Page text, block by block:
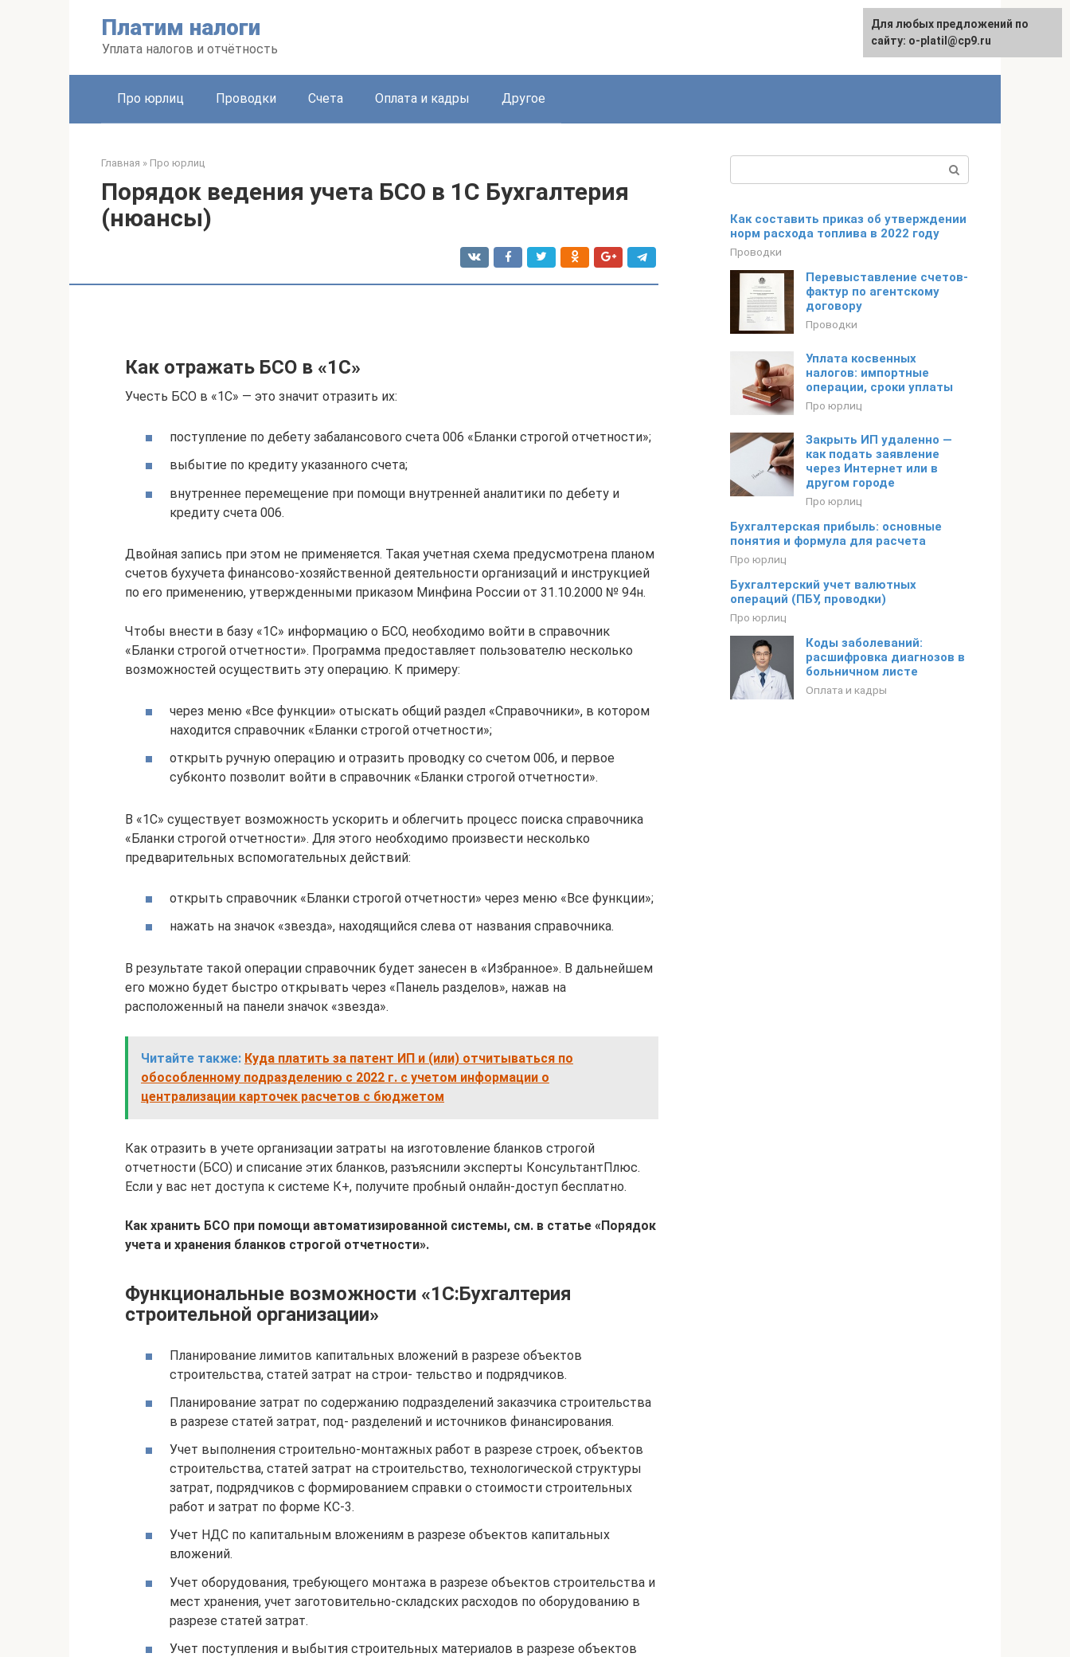
Платим налоги
Уплата налогов и отчётность
Про юрлиц Проводки Счета Оплата и кадры Другое
Главная » Про юрлиц
Порядок ведения учета БСО в 1С Бухгалтерия
(нюансы)
Как отражать БСО в «1С»
Учесть БСО в «1С» — это значит отразить их:
поступление по дебету забалансового счета 006 «Бланки строгой отчетности»;
выбытие по кредиту указанного счета;
внутреннее перемещение при помощи внутренней аналитики по дебету и
кредиту счета 006.
Двойная запись при этом не применяется. Такая учетная схема предусмотрена планом
счетов бухучета финансово-хозяйственной деятельности организаций и инструкцией
по его применению, утвержденными приказом Минфина России от 31.10.2000 № 94н.
Чтобы внести в базу «1С» информацию о БСО, необходимо войти в справочник
«Бланки строгой отчетности». Программа предоставляет пользователю несколько
возможностей осуществить эту операцию. К примеру:
через меню «Все функции» отыскать общий раздел «Справочники», в котором
находится справочник «Бланки строгой отчетности»;
открыть ручную операцию и отразить проводку со счетом 006, и первое
субконто позволит войти в справочник «Бланки строгой отчетности».
В «1С» существует возможность ускорить и облегчить процесс поиска справочника
«Бланки строгой отчетности». Для этого необходимо произвести несколько
предварительных вспомогательных действий:
открыть справочник «Бланки строгой отчетности» через меню «Все функции»;
нажать на значок «звезда», находящийся слева от названия справочника.
В результате такой операции справочник будет занесен в «Избранное». В дальнейшем
его можно будет быстро открывать через «Панель разделов», нажав на
расположенный на панели значок «звезда».
Читайте также: Куда платить за патент ИП и (или) отчитываться по
обособленному подразделению с 2022 г. с учетом информации о
централизации карточек расчетов с бюджетом
Как отразить в учете организации затраты на изготовление бланков строгой
отчетности (БСО) и списание этих бланков, разъяснили эксперты КонсультантПлюс.
Если у вас нет доступа к системе К+, получите пробный онлайн-доступ бесплатно.
Как хранить БСО при помощи автоматизированной системы, см. в статье «Порядок
учета и хранения бланков строгой отчетности».
Функциональные возможности «1С:Бухгалтерия
строительной организации»
Планирование лимитов капитальных вложений в разрезе объектов
строительства, статей затрат на строи- тельство и подрядчиков.
Планирование затрат по содержанию подразделений заказчика строительства
в разрезе статей затрат, под- разделений и источников финансирования.
Учет выполнения строительно-монтажных работ в разрезе строек, объектов
строительства, статей затрат на строительство, технологической структуры
затрат, подрядчиков с формированием справки о стоимости строительных
работ и затрат по форме КС-3.
Учет НДС по капитальным вложениям в разрезе объектов капитальных
вложений.
Учет оборудования, требующего монтажа в разрезе объектов строительства и
мест хранения, учет заготовительно-складских расходов по оборудованию в
разрезе статей затрат.
Учет поступления и выбытия строительных материалов в разрезе объектов
Как составить приказ об утверждении
норм расхода топлива в 2022 году
Проводки
Перевыставление счетов-
фактур по агентскому
договору
Проводки
Уплата косвенных
налогов: импортные
операции, сроки уплаты
Про юрлиц
Закрыть ИП удаленно —
как подать заявление
через Интернет или в
другом городе
Про юрлиц
Бухгалтерская прибыль: основные
понятия и формула для расчета
Про юрлиц
Бухгалтерский учет валютных
операций (ПБУ, проводки)
Про юрлиц
Коды заболеваний:
расшифровка диагнозов в
больничном листе
Оплата и кадры
Для любых предложений по
сайту: o-platil@cp9.ru